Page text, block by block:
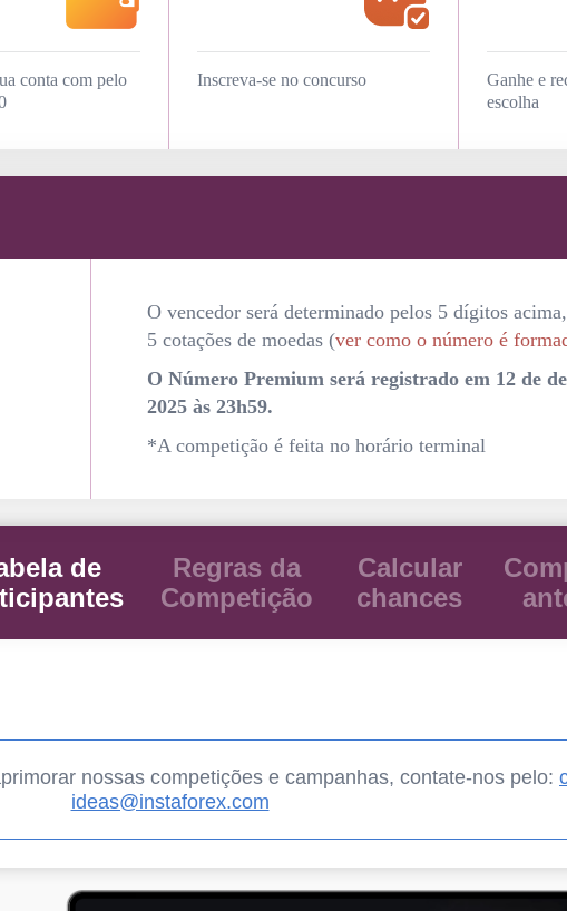
conta com pelo
Inscreva-se no concurso
Ganhe e
escolha
O vencedor será determinado pelos 5 dígitos
5 cotações de moedas (ver como o número é
O Número Premium será registrado em 12 de
2025 às 23h59.
*A competição é feita no horário terminal
de
Regras da
Competição
Calcular
chances
nossas competições e campanhas, contate-nos pelo:
ideas@instaforex.com